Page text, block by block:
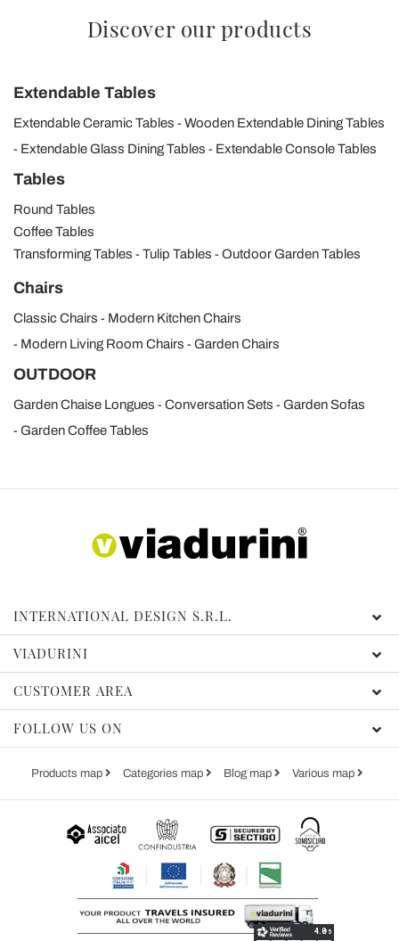
Discover our products
Extendable Tables
Extendable Ceramic Tables
Wooden Extendable Dining Tables
Extendable Glass Dining Tables
Extendable Console Tables
Tables
Round Tables
Coffee Tables
Transforming Tables
Tulip Tables Outdoor Garden Tables
Chairs
Classic Chairs
Modern Kitchen Chairs
Modern Living Room Chairs
Garden Chairs
OUTDOOR
Garden Chaise Longues Conversation Sets
Garden Sofas
Garden Coffee Tables
INTERNATIONAL DESIGN S.R.L.
VIADURINI
CUSTOMER AREA
FOLLOW US ON
Products map Categories map Blog map Various map